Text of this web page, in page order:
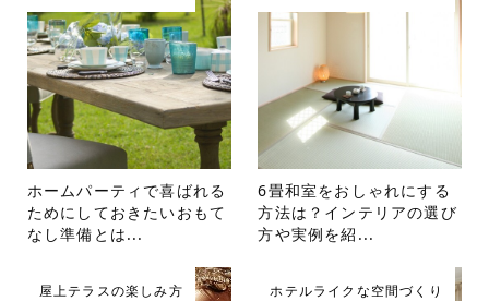
ホームパーティで喜ばれる
ためにしておきたいおもて
なし準備とは...
6畳和室をおしゃれにする
方法は？インテリアの選び
方や実例を紹...
屋上テラスの楽しみ方 ホテルライクな空間づくり